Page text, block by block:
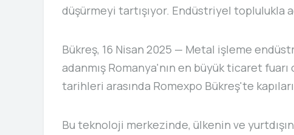
düşürmeyi tartışıyor. Endüstriyel toplulukla
Bükreş, 16 Nisan 2025 — Metal işleme
adanmış Romanya'nın en büyük ticaret fuarı
tarihleri ​​arasında Romexpo Bükreş'te
Bu teknoloji merkezinde, ülkenin ve